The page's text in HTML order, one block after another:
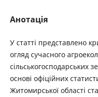
Анотація
У статті представлено
огляд сучасного
сільськогосподарських
основі офіційних
Житомирської області